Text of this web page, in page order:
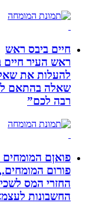
חיים ביבס ראש
ראש העיר חיים
להעלות את
שאלה בהתאם ללוח
רבה לכם”
פואןם המומחים
פורום
החזרי המס
החשבונות לעצמאים.